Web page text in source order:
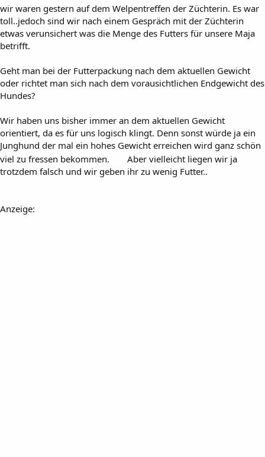
wir waren gestern auf dem Welpentreffen der Züchterin. Es war
toll..jedoch sind wir nach einem Gespräch mit der Züchterin
etwas verunsichert was die Menge des Futters für unsere Maja
betrifft.
Geht man bei der Futterpackung nach dem aktuellen Gewicht
oder richtet man sich nach dem vorausichtlichen Endgewicht des
Hundes?
Wir haben uns bisher immer an dem aktuellen Gewicht
orientiert, da es für uns logisch klingt. Denn sonst würde ja ein
Junghund der mal ein hohes Gewicht erreichen wird ganz schön
viel zu fressen bekommen.
Aber vielleicht liegen wir ja
trotzdem falsch und wir geben ihr zu wenig Futter..
Anzeige: